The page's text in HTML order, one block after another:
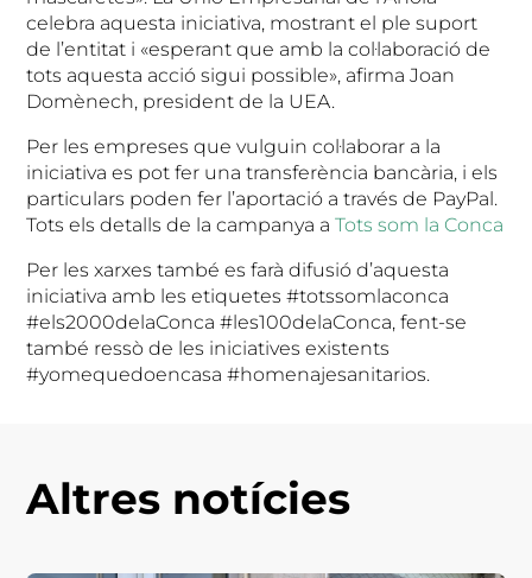
celebra aquesta iniciativa, mostrant el ple suport
de l’entitat i «esperant que amb la col·laboració de
tots aquesta acció sigui possible», afirma Joan
Domènech, president de la UEA.
Per les empreses que vulguin col·laborar a la
iniciativa es pot fer una transferència bancària, i els
particulars poden fer l’aportació a través de PayPal.
Tots els detalls de la campanya aTots som la Conca
Per les xarxes també es farà difusió d’aquesta
iniciativa amb les etiquetes #totssomlaconca
#els2000delaConca #les100delaConca, fent-se
també ressò de les iniciatives existents
#yomequedoencasa #homenajesanitarios.
Altres notícies